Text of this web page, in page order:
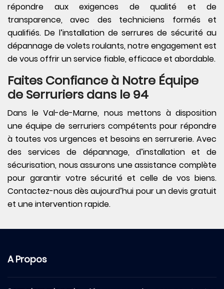
répondre aux exigences de qualité et de
transparence, avec des techniciens formés et
qualifiés. De l’installation de serrures de sécurité au
dépannage de volets roulants, notre engagement est
de vous offrir un service fiable, efficace et abordable.
Faites Confiance à Notre Équipe
de Serruriers dans le 94
Dans le Val-de-Marne, nous mettons à disposition
une équipe de serruriers compétents pour répondre
à toutes vos urgences et besoins en serrurerie. Avec
des services de dépannage, d’installation et de
sécurisation, nous assurons une assistance complète
pour garantir votre sécurité et celle de vos biens.
Contactez-nous dès aujourd’hui pour un devis gratuit
et une intervention rapide.
A Propos